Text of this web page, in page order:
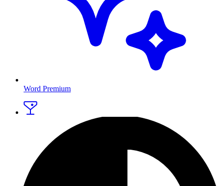
Word Premium